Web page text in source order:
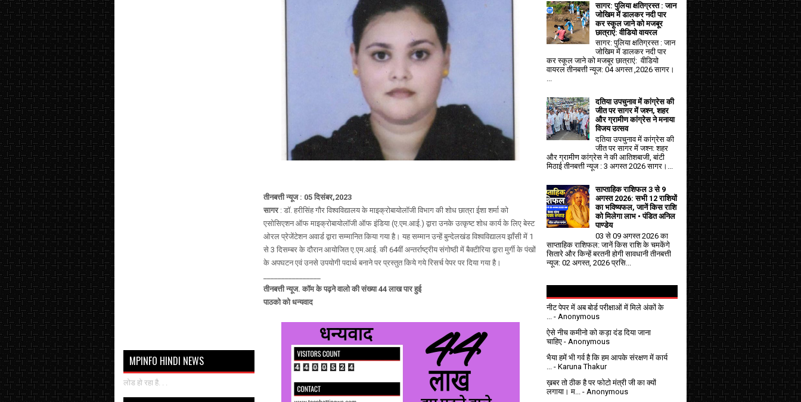
तीनबत्ती न्यूज : 05 दिसंबर,2023
सागर: डॉ. हरीसिंह गौर विश्वविद्यालय के माइक्रोबायोलॉजी विभाग की शोध छात्रा ईशा शर्मा को
एसोसिएशन ऑफ माइक्रोबायोलॉजी ऑफ इंडिया (ए.एम.आई.) द्वारा उनके उत्कृष्ट शोध कार्य के लिए बेस्ट
ओरल प्रेजेंटेशन अवार्ड द्वारा सम्मानित किया गया है। यह सम्मान उन्हें बुन्देलखंड विश्वविद्यालय झाँसी में 1
से 3 दिसम्बर के दौरान आयोजित ए.एम.आई. की 64वीं अन्तर्राष्ट्रीय संगोष्ठी में बैक्टीरिया द्वारा मुर्गी के पंखों
के अपघटन एवं उनसे उपयोगी पदार्थ बनाने पर प्रस्तुत किये गये रिसर्च पेपर पर दिया गया है।
तीनबत्ती न्यूज. कॉम के पढ़ने वालो की संख्या 44 लाख पार हुई
पाठको को धन्यवाद
MPINFO HINDI NEWS
लोड हो रहा है. . .
सागर: पुलिया क्षतिग्रस्त : जान
जोखिम में डालकर नदी पार
कर स्कूल जाने को मजबूर
छात्राएं: वीडियो वायरल
सागर: पुलिया क्षतिग्रस्त : जान
जोखिम में डालकर नदी पार
कर स्कूल जाने को मजबूर छात्राएं: वीडियो
वायरल तीनबत्ती न्यूज: 04 अगस्त ,2026 सागर।
...
दतिया उपचुनाव में कांग्रेस की
जीत पर सागर में जश्न, शहर
और ग्रामीण कांग्रेस ने मनाया
विजय उत्सव
दतिया उपचुनाव में कांग्रेस की
जीत पर सागर में जश्न: शहर
और ग्रामीण कांग्रेस ने की आतिशबाजी, बांटी
मिठाई तीनबत्ती न्यूज : 3 अगस्त 2026 सागर।...
साप्ताहिक राशिफल 3 से 9
अगस्त 2026: सभी 12 राशियों
का भविष्यफल, जानें किस राशि
को मिलेगा लाभ • पंडित अनिल
पाण्डेय
03 से 09 अगस्त 2026 का
साप्ताहिक राशिफल: जानें किस राशि के चमकेंगे
सितारे और किन्हें बरतनी होगी सावधानी तीनबत्ती
न्यूज: 02 अगस्त, 2026 प्रसि...
नीट पेपर में अब बोर्ड परीक्षाओं में मिले अंकों के
- Anonymous
ऐसे नीच कमीनो को कड़ा दंड दिया जाना
चाहिए - Anonymous
भैया हमें भी गर्व है कि हम आपके संरक्षण में कार्य
- Karuna Thakur
ख़बर तो ठीक है पर फोटो मंत्री जी का क्यों
लगाया। म...
- Anonymous